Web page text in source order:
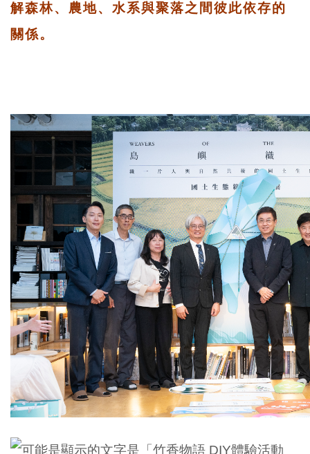
解森林、農地、水系與聚落之間彼此依存的
關係。